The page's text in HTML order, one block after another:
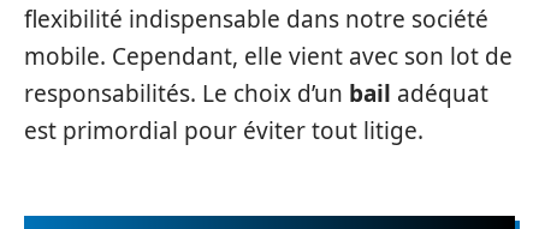
flexibilité indispensable dans notre société
mobile. Cependant, elle vient avec son lot de
responsabilités. Le choix d’un bail adéquat
est primordial pour éviter tout litige.